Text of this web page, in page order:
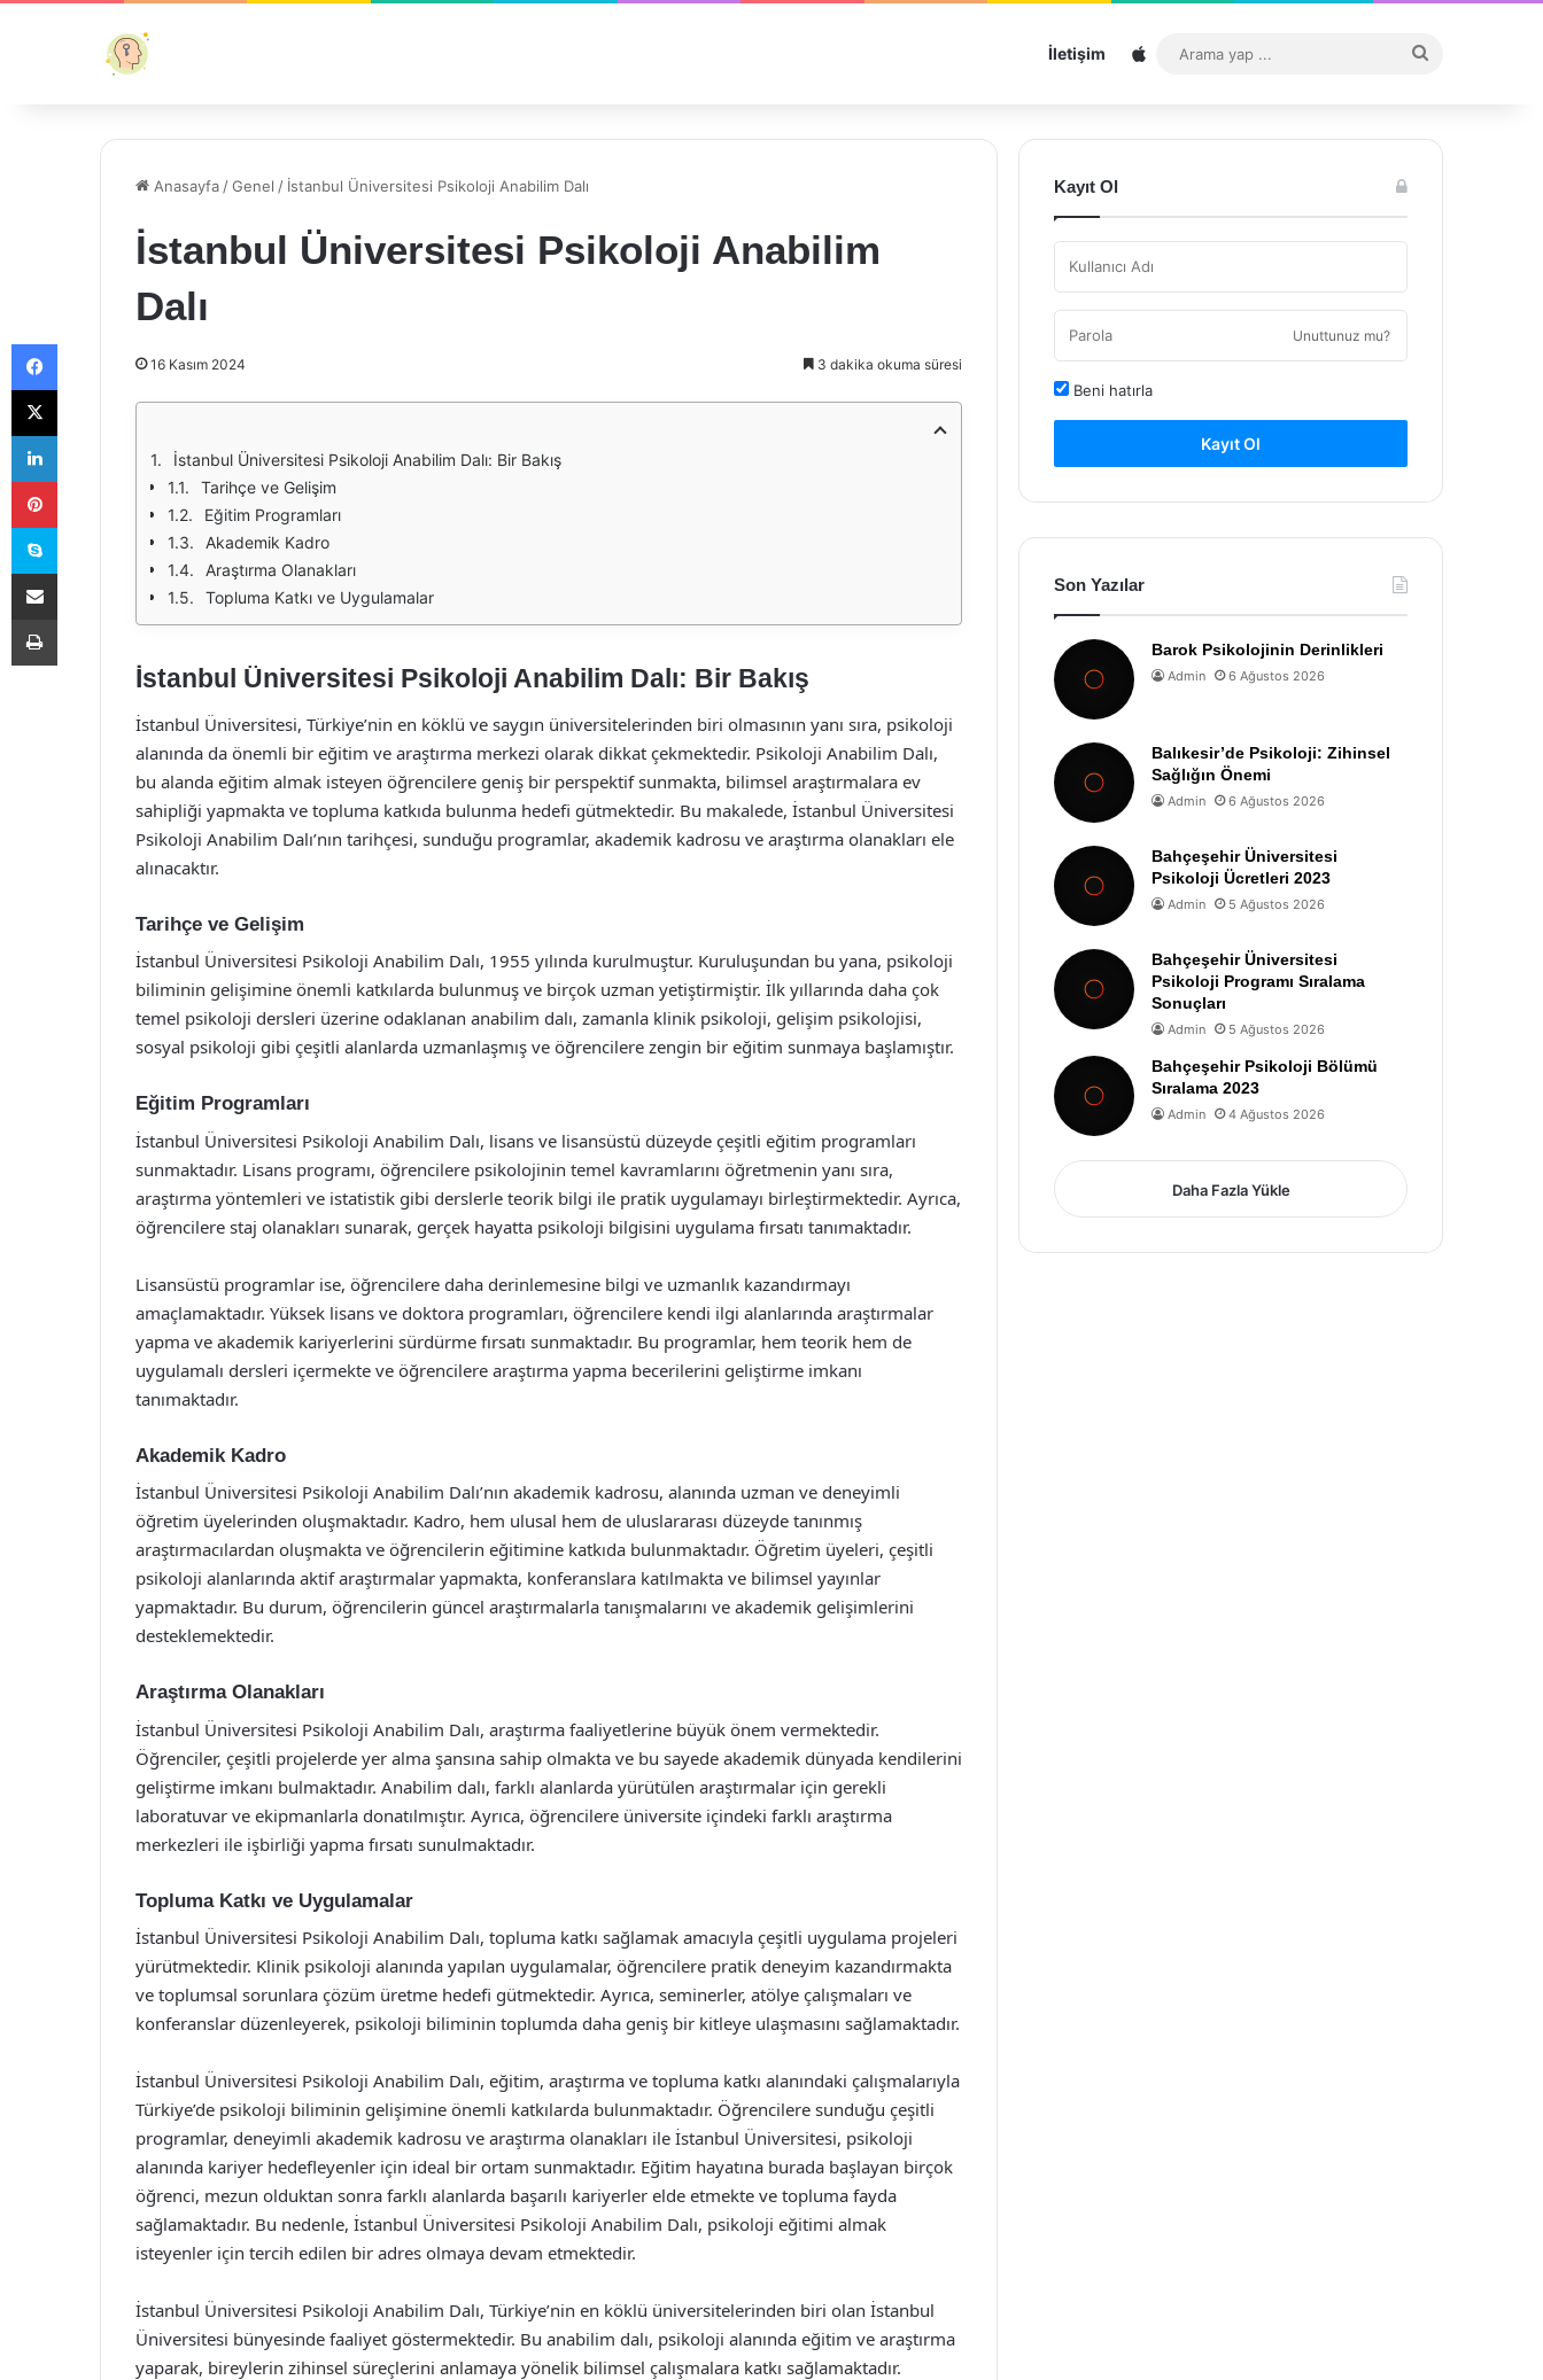
İletişim Sitemap
...
Anasayfa /Genel / İstanbul Üniversitesi Psikoloji Anabilim Dalı
İstanbul Üniversitesi Psikoloji Anabilim
Dalı
16 Kasım 2024 3 dakika okuma süresi
İstanbul Üniversitesi Psikoloji Anabilim Dalı: Bir Bakış
Tarihçe ve Gelişim
Eğitim Programları
Akademik Kadro
Araştırma Olanakları
Topluma Katkı ve Uygulamalar
İstanbul Üniversitesi Psikoloji Anabilim Dalı: Bir Bakış
İstanbul Üniversitesi, Türkiye’nin en köklü ve saygın üniversitelerinden biri olmasının yanı sıra, psikoloji
alanında da önemli bir eğitim ve araştırma merkezi olarak dikkat çekmektedir. Psikoloji Anabilim Dalı,
bu alanda eğitim almak isteyen öğrencilere geniş bir perspektif sunmakta, bilimsel araştırmalara ev
sahipliği yapmakta ve topluma katkıda bulunma hedefi gütmektedir. Bu makalede, İstanbul Üniversitesi
Psikoloji Anabilim Dalı’nın tarihçesi, sunduğu programlar, akademik kadrosu ve araştırma olanakları ele
alınacaktır.
Tarihçe ve Gelişim
İstanbul Üniversitesi Psikoloji Anabilim Dalı, 1955 yılında kurulmuştur. Kuruluşundan bu yana, psikoloji
biliminin gelişimine önemli katkılarda bulunmuş ve birçok uzman yetiştirmiştir. İlk yıllarında daha çok
temel psikoloji dersleri üzerine odaklanan anabilim dalı, zamanla klinik psikoloji, gelişim psikolojisi,
sosyal psikoloji gibi çeşitli alanlarda uzmanlaşmış ve öğrencilere zengin bir eğitim sunmaya başlamıştır.
Eğitim Programları
İstanbul Üniversitesi Psikoloji Anabilim Dalı, lisans ve lisansüstü düzeyde çeşitli eğitim programları
sunmaktadır. Lisans programı, öğrencilere psikolojinin temel kavramlarını öğretmenin yanı sıra,
araştırma yöntemleri ve istatistik gibi derslerle teorik bilgi ile pratik uygulamayı birleştirmektedir. Ayrıca,
öğrencilere staj olanakları sunarak, gerçek hayatta psikoloji bilgisini uygulama fırsatı tanımaktadır.
Lisansüstü programlar ise, öğrencilere daha derinlemesine bilgi ve uzmanlık kazandırmayı
amaçlamaktadır. Yüksek lisans ve doktora programları, öğrencilere kendi ilgi alanlarında araştırmalar
yapma ve akademik kariyerlerini sürdürme fırsatı sunmaktadır. Bu programlar, hem teorik hem de
uygulamalı dersleri içermekte ve öğrencilere araştırma yapma becerilerini geliştirme imkanı
tanımaktadır.
Akademik Kadro
İstanbul Üniversitesi Psikoloji Anabilim Dalı’nın akademik kadrosu, alanında uzman ve deneyimli
öğretim üyelerinden oluşmaktadır. Kadro, hem ulusal hem de uluslararası düzeyde tanınmış
araştırmacılardan oluşmakta ve öğrencilerin eğitimine katkıda bulunmaktadır. Öğretim üyeleri, çeşitli
psikoloji alanlarında aktif araştırmalar yapmakta, konferanslara katılmakta ve bilimsel yayınlar
yapmaktadır. Bu durum, öğrencilerin güncel araştırmalarla tanışmalarını ve akademik gelişimlerini
desteklemektedir.
Araştırma Olanakları
İstanbul Üniversitesi Psikoloji Anabilim Dalı, araştırma faaliyetlerine büyük önem vermektedir.
Öğrenciler, çeşitli projelerde yer alma şansına sahip olmakta ve bu sayede akademik dünyada kendilerini
geliştirme imkanı bulmaktadır. Anabilim dalı, farklı alanlarda yürütülen araştırmalar için gerekli
laboratuvar ve ekipmanlarla donatılmıştır. Ayrıca, öğrencilere üniversite içindeki farklı araştırma
merkezleri ile işbirliği yapma fırsatı sunulmaktadır.
Topluma Katkı ve Uygulamalar
İstanbul Üniversitesi Psikoloji Anabilim Dalı, topluma katkı sağlamak amacıyla çeşitli uygulama projeleri
yürütmektedir. Klinik psikoloji alanında yapılan uygulamalar, öğrencilere pratik deneyim kazandırmakta
ve toplumsal sorunlara çözüm üretme hedefi gütmektedir. Ayrıca, seminerler, atölye çalışmaları ve
konferanslar düzenleyerek, psikoloji biliminin toplumda daha geniş bir kitleye ulaşmasını sağlamaktadır.
İstanbul Üniversitesi Psikoloji Anabilim Dalı, eğitim, araştırma ve topluma katkı alanındaki çalışmalarıyla
Türkiye’de psikoloji biliminin gelişimine önemli katkılarda bulunmaktadır. Öğrencilere sunduğu çeşitli
programlar, deneyimli akademik kadrosu ve araştırma olanakları ile İstanbul Üniversitesi, psikoloji
alanında kariyer hedefleyenler için ideal bir ortam sunmaktadır. Eğitim hayatına burada başlayan birçok
öğrenci, mezun olduktan sonra farklı alanlarda başarılı kariyerler elde etmekte ve topluma fayda
sağlamaktadır. Bu nedenle, İstanbul Üniversitesi Psikoloji Anabilim Dalı, psikoloji eğitimi almak
isteyenler için tercih edilen bir adres olmaya devam etmektedir.
İstanbul Üniversitesi Psikoloji Anabilim Dalı, Türkiye’nin en köklü üniversitelerinden biri olan İstanbul
Üniversitesi bünyesinde faaliyet göstermektedir. Bu anabilim dalı, psikoloji alanında eğitim ve araştırma
yaparak, bireylerin zihinsel süreçlerini anlamaya yönelik bilimsel çalışmalara katkı sağlamaktadır.
Kayıt Ol
Unuttunuz mu?
Beni hatırla
Kayıt Ol
Son Yazılar
Barok Psikolojinin Derinlikleri
Admin 6 Ağustos 2026
Balıkesir’de Psikoloji: Zihinsel
Sağlığın Önemi
Admin 6 Ağustos 2026
Bahçeşehir Üniversitesi
Psikoloji Ücretleri 2023
Admin 5 Ağustos 2026
Bahçeşehir Üniversitesi
Psikoloji Programı Sıralama
Sonuçları
Admin 5 Ağustos 2026
Bahçeşehir Psikoloji Bölümü
Sıralama 2023
Admin 4 Ağustos 2026
Daha Fazla Yükle
Facebook
X
LinkedIn
Pinterest
Skype
E-Posta ile paylaş